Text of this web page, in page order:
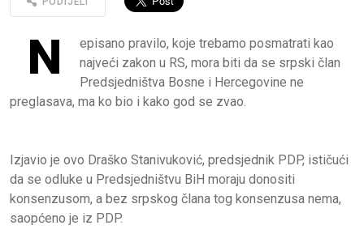
N
episano pravilo, koje trebamo posmatrati kao
najveći zakon u RS, mora biti da se srpski član
Predsjedništva Bosne i Hercegovine ne
preglasava, ma ko bio i kako god se zvao.
Izjavio je ovo Draško Stanivuković, predsjednik PDP, ističući
da se odluke u Predsjedništvu BiH moraju donositi
konsenzusom, a bez srpskog člana tog konsenzusa nema,
saopćeno je iz PDP.